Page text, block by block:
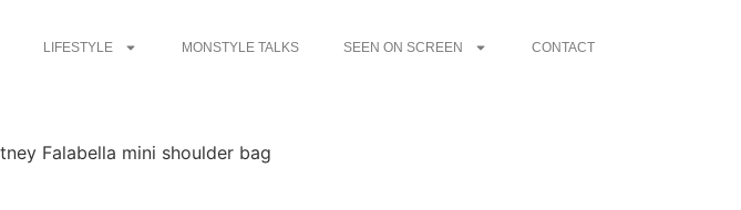
LIFESTYLE MONSTYLE TALKS SEEN ON SCREEN CONTACT